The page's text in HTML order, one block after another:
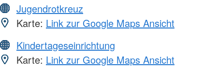
Jugendrotkreuz
Karte: Link zur Google Maps Ansicht
Kindertageseinrichtung
Karte: Link zur Google Maps Ansicht